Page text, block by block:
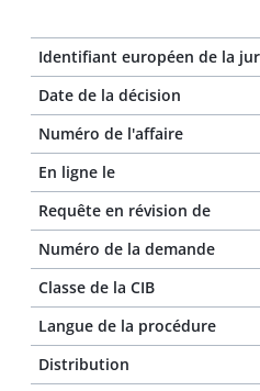
Identifiant européen de la
Date de la décision
Numéro de l'affaire
En ligne le
Requête en révision de
Numéro de la demande
Classe de la CIB
Langue de la procédure
Distribution